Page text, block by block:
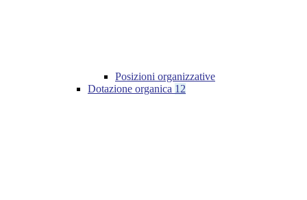
Posizioni organizzative
Dotazione organica 12